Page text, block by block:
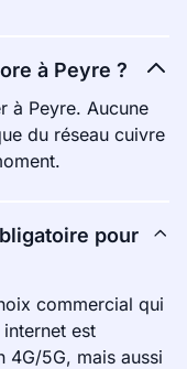
à Peyre ?
à Peyre. Aucune
du réseau cuivre
pour
commercial qui
internet est
4G/5G, mais aussi